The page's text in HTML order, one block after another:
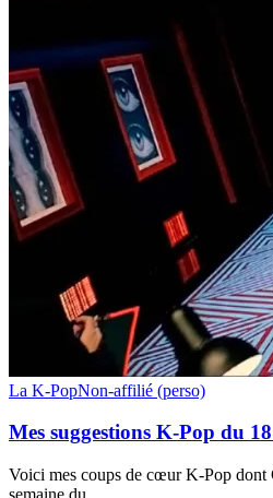
Mes
K-
du
18
La K-PopNon-affilié (perso)
Mes suggestions K-Pop du
Voici mes coups de cœur K-Pop dont